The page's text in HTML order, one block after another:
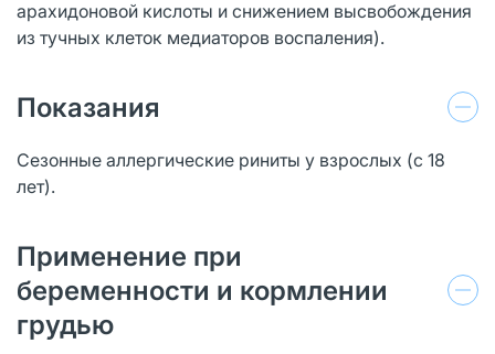
арахидоновой кислоты и снижением высвобождения
из тучных клеток медиаторов воспаления).
Показания
Сезонные аллергические риниты у взрослых (с 18
лет).
Применение при
беременности и кормлении
грудью